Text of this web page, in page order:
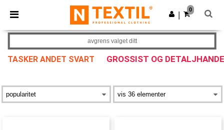
× Ntextil-app
Bedre priser i appen!
Last ned app
0
TASKER ANDET SVART GROSSIST OG
avgrens valget ditt